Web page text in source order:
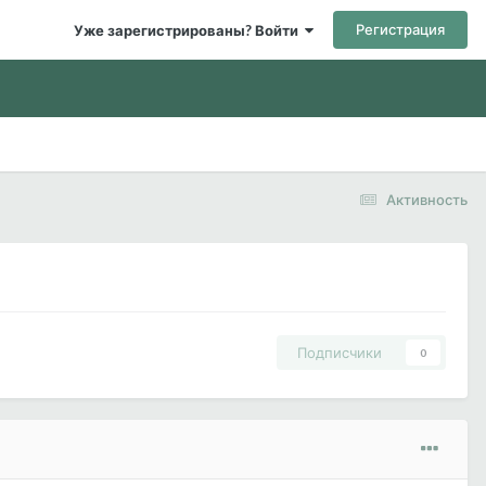
Уже зарегистрированы? Войти Регистрация
Активность
Подписчики 0